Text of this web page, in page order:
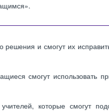
решения и смогут их
смогут использовать
которые смогут